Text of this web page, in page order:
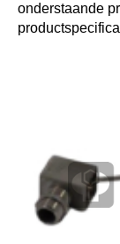
onderstaande